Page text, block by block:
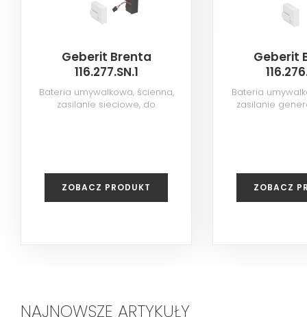
Geberit Brenta
116.277.SN.1
Bateria umywalkowa, ścienna,
zasilanie sieciowe, do
ZOBACZ PRODUKT
Geberit
Bateria
zasilanie
ZOBACZ
NAJNOWSZE ARTYKUŁY